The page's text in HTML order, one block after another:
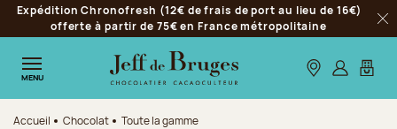
Aller à la navigation
Aller au contenu principal
Aller au pied de page
Expédition Chronofresh (12€ de frais de port au lieu de 16€)
offerte à partir de 75€ en France métropolitaine
MENU Nos boutiques
S’identifier
Mon
Accueil Chocolat Toute la gamme